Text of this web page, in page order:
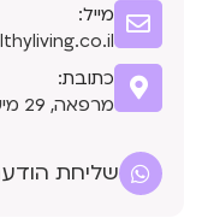
מייל:
כתובת:
מרפאה, 29 מישר, ראש העין
שליחת